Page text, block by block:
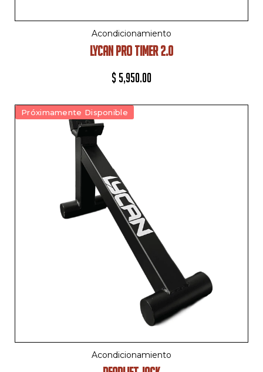
Acondicionamiento
LYCAN PRO TIMER 2.0
$ 5,950.00
Próximamente Disponible
Acondicionamiento